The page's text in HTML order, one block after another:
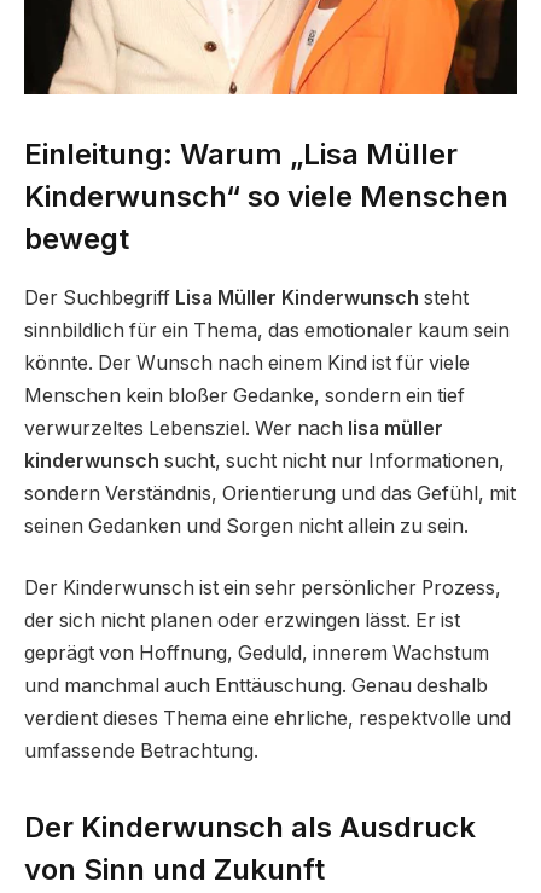
Einleitung: Warum „Lisa Müller
Kinderwunsch“ so viele Menschen
bewegt
Der Suchbegriff Lisa Müller Kinderwunsch steht
sinnbildlich für ein Thema, das emotionaler kaum sein
könnte. Der Wunsch nach einem Kind ist für viele
Menschen kein bloßer Gedanke, sondern ein tief
verwurzeltes Lebensziel. Wer nach lisa müller
kinderwunsch sucht, sucht nicht nur Informationen,
sondern Verständnis, Orientierung und das Gefühl, mit
seinen Gedanken und Sorgen nicht allein zu sein.
Der Kinderwunsch ist ein sehr persönlicher Prozess,
der sich nicht planen oder erzwingen lässt. Er ist
geprägt von Hoffnung, Geduld, innerem Wachstum
und manchmal auch Enttäuschung. Genau deshalb
verdient dieses Thema eine ehrliche, respektvolle und
umfassende Betrachtung.
Der Kinderwunsch als Ausdruck
von Sinn und Zukunft